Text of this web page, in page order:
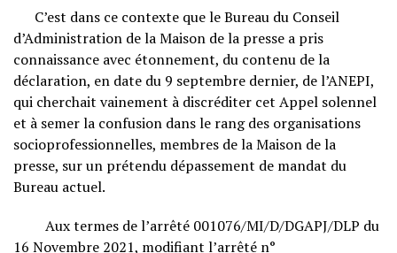
C’est dans ce contexte que le Bureau du Conseil
d’Administration de la Maison de la presse a pris
connaissance avec étonnement, du contenu de la
déclaration, en date du 9 septembre dernier, de l’ANEPI,
qui cherchait vainement à discréditer cet Appel solennel
et à semer la confusion dans le rang des organisations
socioprofessionnelles, membres de la Maison de la
presse, sur un prétendu dépassement de mandat du
Bureau actuel.
Aux termes de l’arrêté 001076/MI/D/DGAPJ/DLP du
16 Novembre 2021, modifiant l’arrêté n°